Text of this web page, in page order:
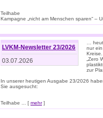
Teilhabe
Kampagne „nicht am Menschen sparen“ –
LVKM-Newsletter 23/2026
03.07.2026
…
nur
„Zero
zur
In unserer heutigen Ausgabe 23/2026
Sie ausgesucht:
Teilhabe ... [ mehr]